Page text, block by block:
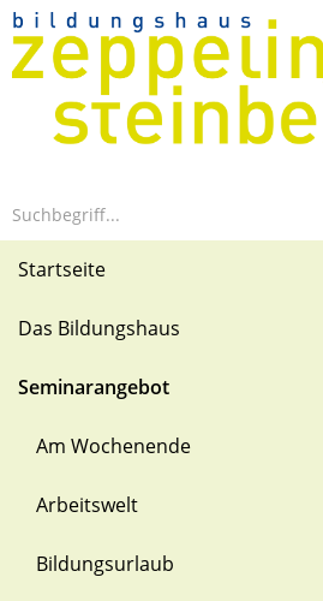
Startseite
Das Bildungshaus
Seminarangebot
Am Wochenende
Arbeitswelt
Bildungsurlaub